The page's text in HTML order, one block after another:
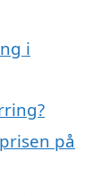
i
på